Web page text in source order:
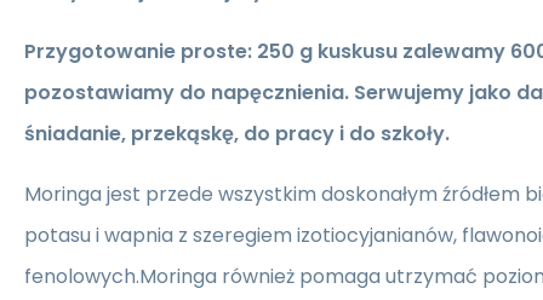
Przygotowanie proste: 250 g kuskusu zalewamy
pozostawiamy do napęcznienia. Serwujemy jako
śniadanie, przekąskę, do pracy i do szkoły.
Moringa jest przede wszystkim doskonałym źródłem
potasu i wapnia z szeregiem izotiocyjanianów,
fenolowych.Moringa również pomaga utrzymać